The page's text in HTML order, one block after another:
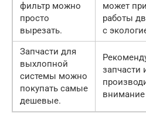
фильтр можно
просто
вырезать.
может
работы
с
Запчасти для
выхлопной
системы можно
покупать самые
дешевые.
запчасти
внимание